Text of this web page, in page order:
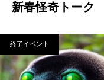
新春怪奇トーク
終了イベント